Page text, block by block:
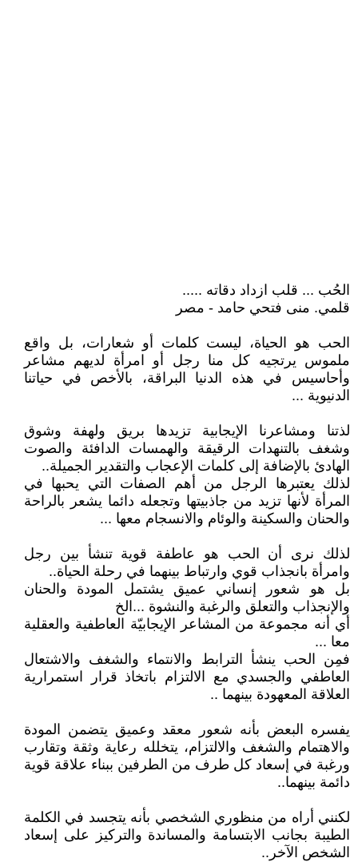
الحُب ... قلب ازداد دقاته .....
قلمي. منى فتحي حامد - مصر
الحب هو الحياة، ليست كلمات أو شعارات، بل واقع
ملموس يرتجيه كل منا رجل أو امرأة لديهم مشاعر
وأحاسيس في هذه الدنيا البراقة، بالأخص في حياتنا
الدنيوية ...
لذتنا ومشاعرنا الإيجابية تزيدها بريق ولهفة وشوق
وشغف بالتنهدات الرقيقة والهمسات الدافئة والصوت
الهادئ بالإضافة إلى كلمات الإعجاب والتقدير الجميلة..
لذلك يعتبرها الرجل من أهم الصفات التي يحبها في
المرأة لأنها تزيد من جاذبيتها وتجعله دائما يشعر بالراحة
والحنان والسكينة والوئام والانسجام معها ...
لذلك نرى أن الحب هو عاطفة قوية تنشأ بين رجل
وامرأة بانجذاب قوي وارتباط بينهما في رحلة الحياة..
بل هو شعور إنساني عميق يشتمل المودة والحنان
والإنجذاب والتعلق والرغبة والنشوة ...الخ
أي أنه مجموعة من المشاعر الإيجابيّة العاطفية والعقلية
معا ...
فمِن الحب ينشأ الترابط والانتماء والشغف والاشتعال
العاطفي والجسدي مع الالتزام باتخاذ قرار استمرارية
العلاقة المعهودة بينهما ..
يفسره البعض بأنه شعور معقد وعميق يتضمن المودة
والاهتمام والشغف والالتزام، يتخلله رعاية وثقة وتقارب
ورغبة في إسعاد كل طرف من الطرفين ببناء علاقة قوية
دائمة بينهما..
لكنني أراه من منظوري الشخصي بأنه يتجسد في الكلمة
الطيبة بجانب الابتسامة والمساندة والتركيز على إسعاد
الشخص الآخر..